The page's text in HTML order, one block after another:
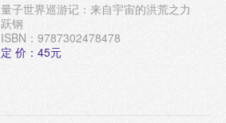
量子世界巡游记：来自宇宙的洪荒之力
跃钢
ISBN：9787302478478
定 价：45元